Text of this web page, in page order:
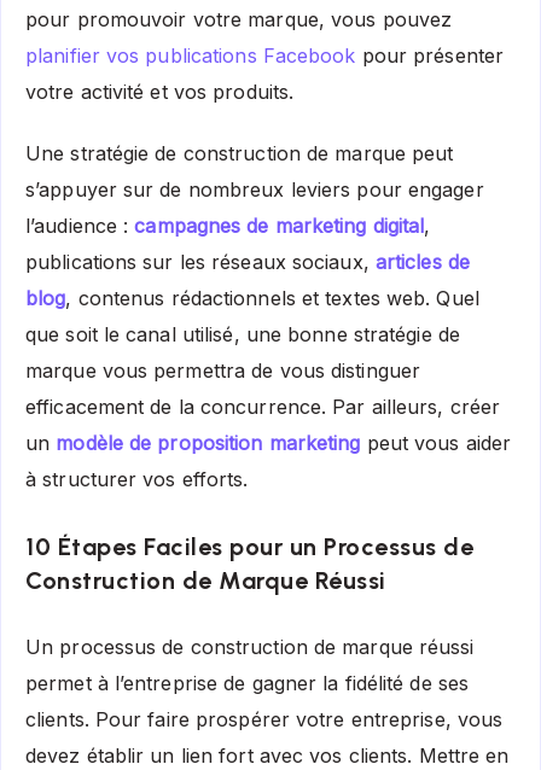
pour promouvoir votre marque, vous pouvez
planifier vos publications Facebook pour présenter
votre activité et vos produits.
Une stratégie de construction de marque peut
s’appuyer sur de nombreux leviers pour engager
l’audience :campagnes de marketing digital,
publications sur les réseaux sociaux, articles de
blog, contenus rédactionnels et textes web. Quel
que soit le canal utilisé, une bonne stratégie de
marque vous permettra de vous distinguer
efficacement de la concurrence. Par ailleurs, créer
un modèle de proposition marketing peut vous aider
à structurer vos efforts.
10 Étapes Faciles pour un Processus de
Construction de Marque Réussi
Un processus de construction de marque réussi
permet à l’entreprise de gagner la fidélité de ses
clients. Pour faire prospérer votre entreprise, vous
devez établir un lien fort avec vos clients. Mettre en